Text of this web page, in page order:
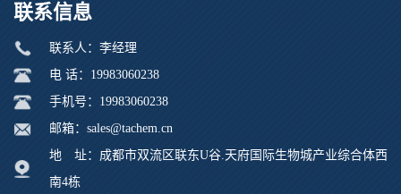
联系信息
联系人：李经理
电 话：19983060238
手机号：19983060238
邮箱：sales@tachem.cn
地 址：成都市双流区联东U谷.天府国际生物城产业综合体西
南4栋